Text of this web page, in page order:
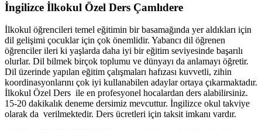
İngilizce İlkokul Özel Ders Çamlıdere
İlkokul öğrencileri temel eğitimin bir basamağında yer aldıkları için
dil gelişimi çocuklar için çok önemlidir. Yabancı dil öğrenen
öğrenciler ileri ki yaşlarda daha iyi bir eğitim seviyesinde başarılı
olurlar. Dil bilmek birçok toplumu ve dünyayı da anlamayı öğretir.
Dil üzerinde yapılan eğitim çalışmaları hafızası kuvvetli, zihin
koordinasyonlarını çok iyi kullanabilen adaylar ortaya çıkarmaktadır.
İlkokul Özel Ders ile en profesyonel hocalardan ders alabilirsiniz.
15-20 dakikalık deneme dersimiz mevcuttur. İngilizce okul takviye
olarak da verilmektedir. Ders ücretleri için taksit imkanı vardır.